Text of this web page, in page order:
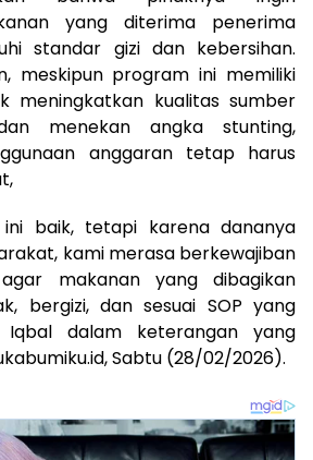
yang diterima penerima
standar gizi dan kebersihan.
meskipun program ini memiliki
meningkatkan kualitas sumber
menekan angka stunting,
anggaran tetap harus
ini baik, tetapi karena dananya
kami merasa berkewajiban
makanan yang dibagikan
bergizi, dan sesuai SOP yang
Iqbal dalam keterangan yang
Sabtu (28/02/2026).